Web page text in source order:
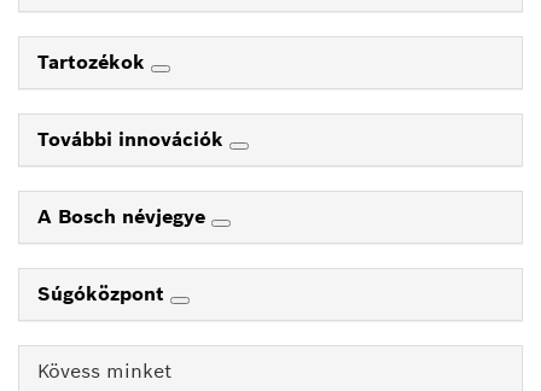
Tartozékok
További innovációk
A Bosch névjegye
Súgóközpont
Kövess minket